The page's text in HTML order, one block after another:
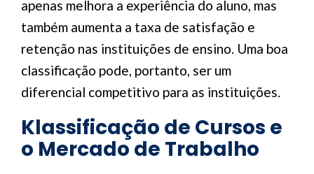
apenas melhora a experiência do aluno, mas
também aumenta a taxa de satisfação e
retenção nas instituições de ensino. Uma boa
classificação pode, portanto, ser um
diferencial competitivo para as instituições.
Klassificação de Cursos e
o Mercado de Trabalho